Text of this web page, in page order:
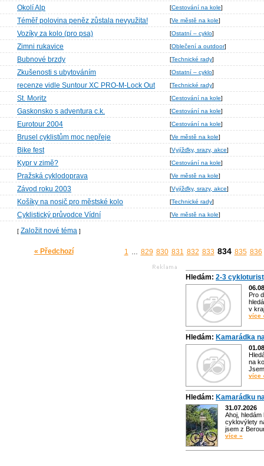
Okolí Alp [Cestování na kole]
Téměř polovina peněz zůstala nevyužita! [Ve městě na kole]
Vozíky za kolo (pro psa) [Ostatní – cyklo]
Zimni rukavice [Oblečení a outdoor]
Bubnové brzdy [Technické rady]
Zkušenosti s ubytováním [Ostatní – cyklo]
recenze vidle Suntour XC PRO-M-Lock Out [Technické rady]
St. Moritz [Cestování na kole]
Gaskonsko s adventura c.k. [Cestování na kole]
Eurotour 2004 [Cestování na kole]
Brusel cyklistům moc nepřeje [Ve městě na kole]
Bike fest [Vyjížďky, srazy, akce]
Kypr v zimě? [Cestování na kole]
Pražská cyklodoprava [Ve městě na kole]
Závod roku 2003 [Vyjížďky, srazy, akce]
Košíky na nosič pro městské kolo [Technické rady]
Cyklistický průvodce Vídní [Ve městě na kole]
[ Založit nové téma ]
« Předchozí 1 829 830 831 832 833 834 835 836
Hledám: 2-3
Pro
v
více
Hledám: Kamarádka
na
více
Hledám: Kamarádku
31.07.2026
Ahoj,
cyklovýlety
jsem z
více »